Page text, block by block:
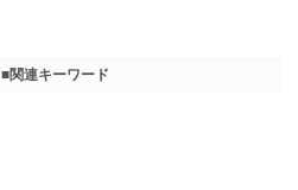
■関連キーワード